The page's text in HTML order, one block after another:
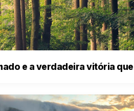
e a verdadeira vitória